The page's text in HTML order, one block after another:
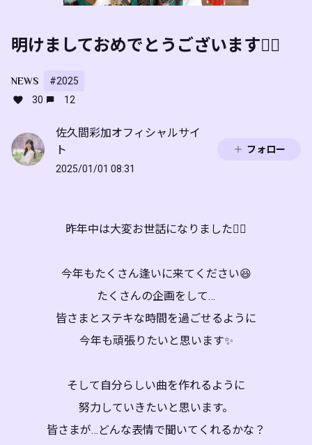
明けましておめでとうございます🙇‍♀️
NEWS
#2025
30
12
佐久間彩加オフィシャルサイ
ト
2025/01/01 08:31
フォロー
昨年中は大変お世話になりました🙇‍♀️
今年もたくさん逢いに来てください😆
たくさんの企画をして…
皆さまとステキな時間を過ごせるように
今年も頑張りたいと思います✨
そして自分らしい曲を作れるように
努力していきたいと思います。
皆さまが…どんな表情で聞いてくれるかな？